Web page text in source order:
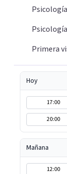
Primera
Hoy
17:00
20:00
Mañana
12:00